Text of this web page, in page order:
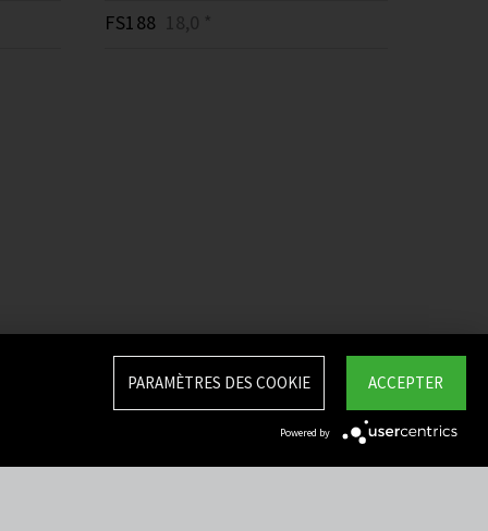
FS188 18,0 *
ACCEPTER
PARAMÈTRES DES COOKIE
Powered by